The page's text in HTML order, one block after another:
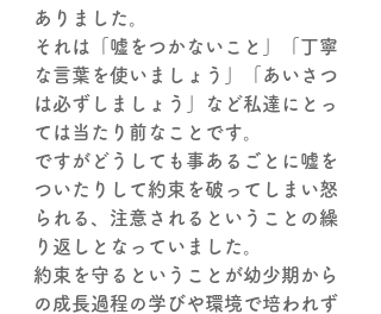
ありました。
それは「嘘をつかないこと」「丁寧
な言葉を使いましょう」「あいさつ
は必ずしましょう」など私達にとっ
ては当たり前なことです。
ですがどうしても事あるごとに嘘を
ついたりして約束を破ってしまい怒
られる、注意されるということの繰
り返しとなっていました。
約束を守るということが幼少期から
の成長過程の学びや環境で培われず